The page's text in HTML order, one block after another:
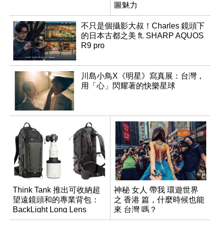
圖魅力
不只是個攝影大叔！Charles 鏡頭下
的日本古都之美 ft. SHARP AQUOS
R9 pro
川島小鳥X《明星》寫真展：台灣，
用「心」閃耀著的快樂星球
Think Tank 推出可收納超
望遠鏡頭和的專業背包：
BackLight Long Lens
Backpack
神秘 女人 帶我 環遊世界
之 香港 篇，什麼時候也能
來 台灣 嗎？